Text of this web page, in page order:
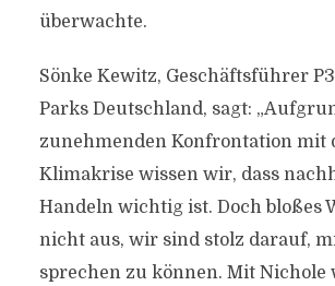
überwachte.
Sönke Kewitz, Geschäftsführer
Parks Deutschland, sagt:
zunehmenden Konfrontation mit
Klimakrise wissen wir, dass
Handeln wichtig ist. Doch bloßes
nicht aus, wir sind stolz darauf,
sprechen zu können. Mit Nichole